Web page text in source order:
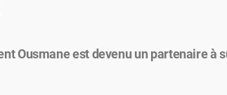
Ousmane est devenu un partenaire à